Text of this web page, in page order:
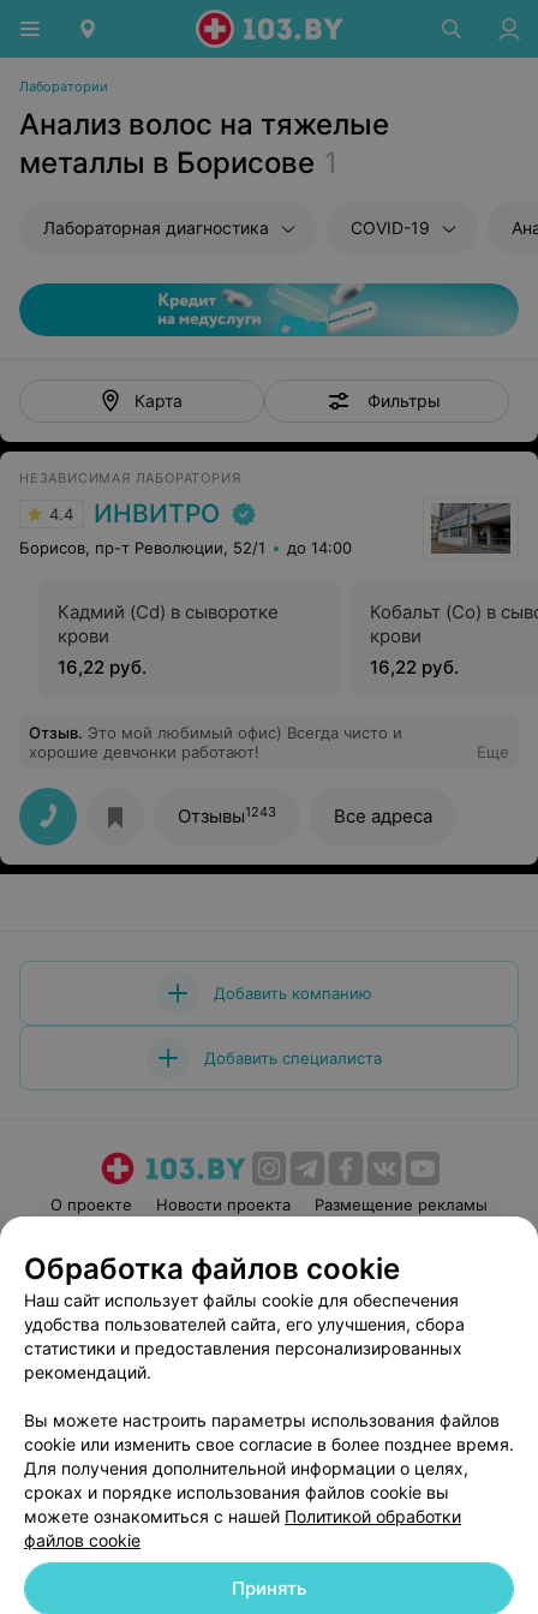
Лаборатории
Анализ волос на тяжелые
металлы в Борисове 1
Лабораторная диагностика COVID-19
Карта Фильтры
НЕЗАВИСИМАЯ ЛАБОРАТОРИЯ
4.4 ИНВИТРО
Борисов, пр-т Революции, 52/1 до 14:00
Кадмий (Cd) в сыворотке
крови
16,22 руб.
Кобальт (Co) в
крови
16,22 руб.
Отзыв. Это мой любимый офис) Всегда чисто и
хорошие девчонки работают!
Еще
Отзывы1243 Все адреса
Добавить компанию
Добавить специалиста
О проекте Новости проекта
Размещение рекламы
Пользовательское соглашение
Способы оплаты
Вакансии
Партнеры
Написать руководителю 103.by
Обработка персональных данных
© 2026 ООО «Артокс Лаб», УНП 191700409 | 220012, Республика Беларусь,
Обработка файлов cookie
Наш сайт использует файлы cookie для обеспечения
удобства пользователей сайта, его улучшения, сбора
статистики и предоставления персонализированных
рекомендаций.
Вы можете настроить параметры использования файлов
cookie или изменить свое согласие в более позднее время.
Для получения дополнительной информации о целях,
сроках и порядке использования файлов cookie вы
можете ознакомиться с нашей Политикой обработки
файлов cookie
Принять